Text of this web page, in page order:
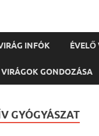
INFÓK ÉVELŐ
VIRÁGOK GONDOZÁSA
GYÓGYÁSZAT